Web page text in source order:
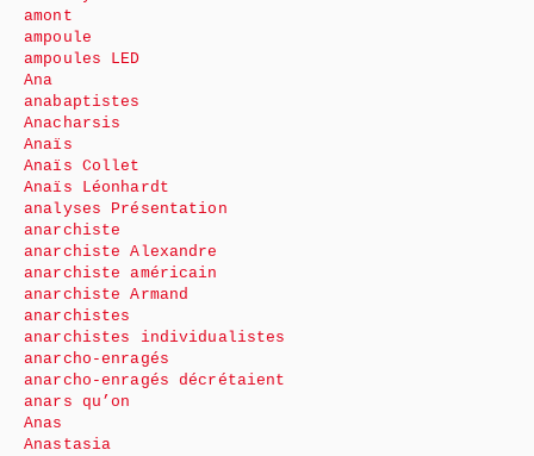
amont
ampoule
ampoules LED
Ana
anabaptistes
Anacharsis
Anaïs
Anaïs Collet
Anaïs Léonhardt
analyses Présentation
anarchiste
anarchiste Alexandre
anarchiste américain
anarchiste Armand
anarchistes
anarchistes individualistes
anarcho-enragés
anarcho-enragés décrétaient
anars qu’on
Anas
Anastasia